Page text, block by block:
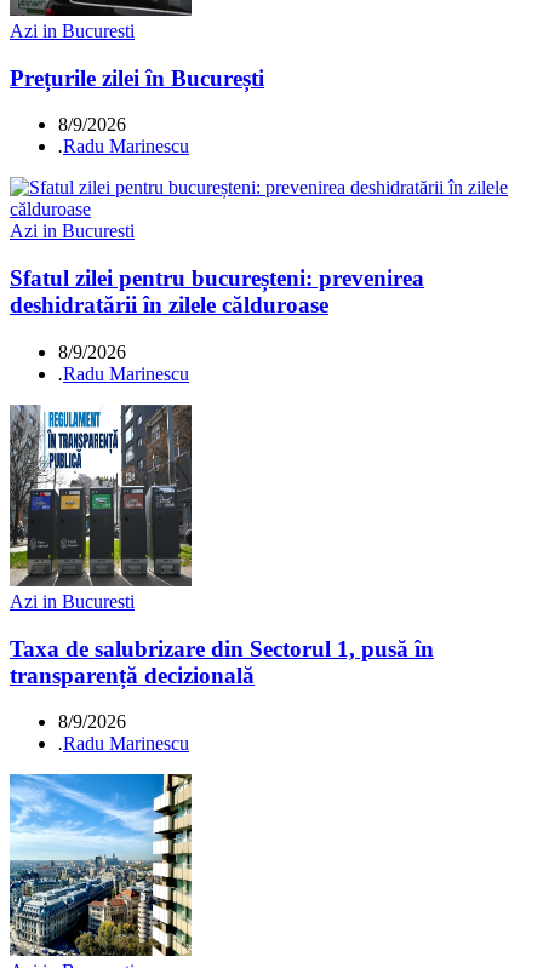
Azi in Bucuresti
Prețurile zilei în București
8/9/2026
.Radu Marinescu
Azi in Bucuresti
Sfatul zilei pentru bucureșteni: prevenirea
deshidratării în zilele călduroase
8/9/2026
.Radu Marinescu
Azi in Bucuresti
Taxa de salubrizare din Sectorul 1, pusă în
transparență decizională
8/9/2026
.Radu Marinescu